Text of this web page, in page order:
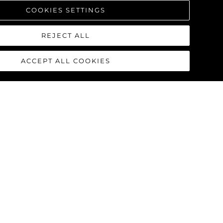
COOKIES SETTINGS
REJECT ALL
ACCEPT ALL COOKIES